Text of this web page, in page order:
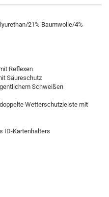
21% Baumwolle/4%
Reflexen
Säureschutz
Schweißen
Wetterschutzleiste mit
ID-Kartenhalters